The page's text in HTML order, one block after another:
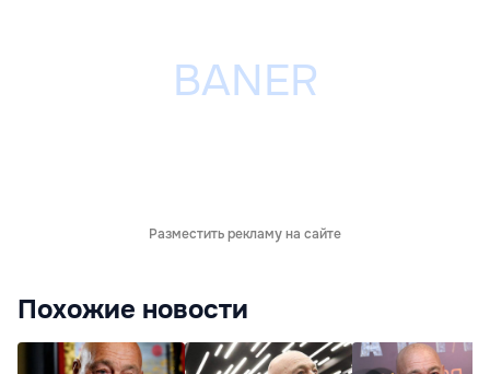
Разместить рекламу на сайте
Похожие новости